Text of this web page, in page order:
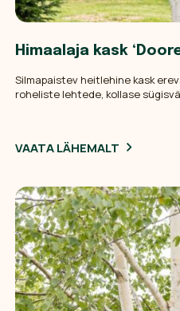
Himaalaja kask
Silmapaistev heitlehine kask
roheliste lehtede, kollase
VAATA LÄHEMALT